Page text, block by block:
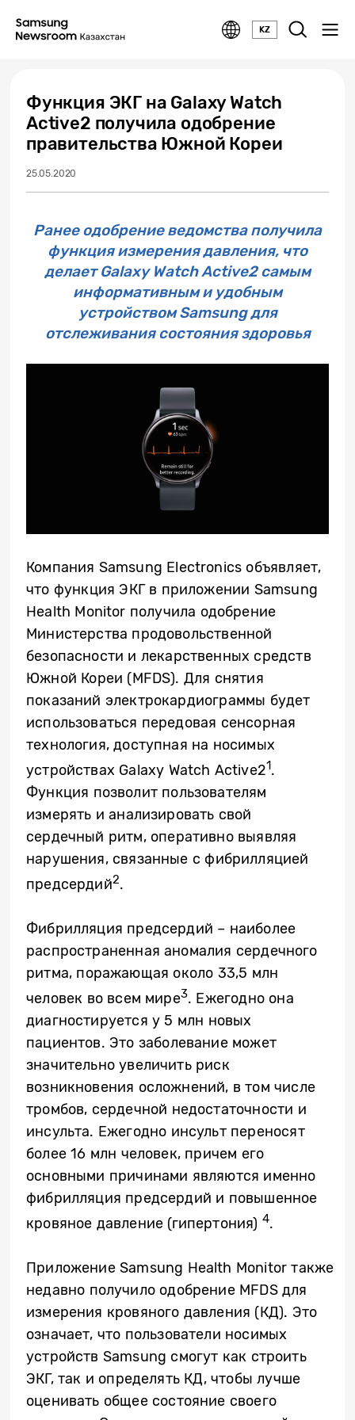
KZ
Функция ЭКГ на Galaxy Watch
Active2 получила одобрение
правительства Южной Кореи
25.05.2020
Ранее одобрение ведомства получила
функция измерения давления, что
делает Galaxy Watch Active2 самым
информативным и удобным
устройством Samsung для
отслеживания состояния здоровья
Компания Samsung Electronics объявляет,
что функция ЭКГ в приложении Samsung
Health Monitor получила одобрение
Министерства продовольственной
безопасности и лекарственных средств
Южной Кореи (MFDS). Для снятия
показаний электрокардиограммы будет
использоваться передовая сенсорная
технология, доступная на носимых
устройствах Galaxy Watch Active21.
Функция позволит пользователям
измерять и анализировать свой
сердечный ритм, оперативно выявляя
нарушения, связанные с фибрилляцией
предсердий2.
Фибрилляция предсердий – наиболее
распространенная аномалия сердечного
ритма, поражающая около 33,5 млн
человек во всем мире3. Ежегодно она
диагностируется у 5 млн новых
пациентов. Это заболевание может
значительно увеличить риск
возникновения осложнений, в том числе
тромбов, сердечной недостаточности и
инсульта. Ежегодно инсульт переносят
более 16 млн человек, причем его
основными причинами являются именно
фибрилляция предсердий и повышенное
кровяное давление (гипертония) 4.
ПриложениеSamsung Health Monitor также
недавно получило одобрение MFDSдля
измерения кровяного давления (КД). Это
означает, что пользователи носимых
устройств Samsung смогут как строить
ЭКГ, так и определять КД, чтобы лучше
оценивать общее состояние своего